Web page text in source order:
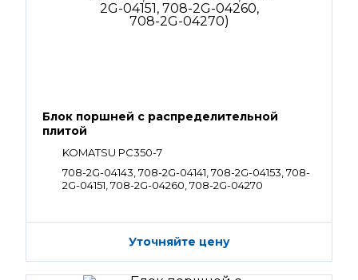
Блок поршней c распределительной
плитой
KOMATSU PC350-7
708-2G-04143, 708-2G-04141, 708-2G-04153, 708-
2G-04151, 708-2G-04260, 708-2G-04270
Уточняйте цену